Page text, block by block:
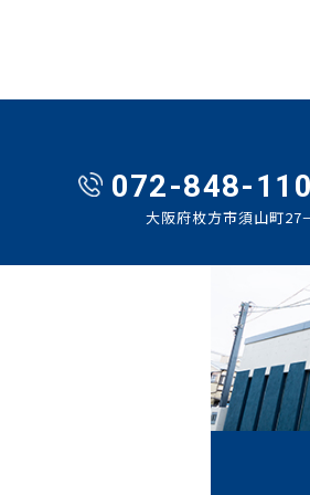
072-848-
大阪府枚方市須山町